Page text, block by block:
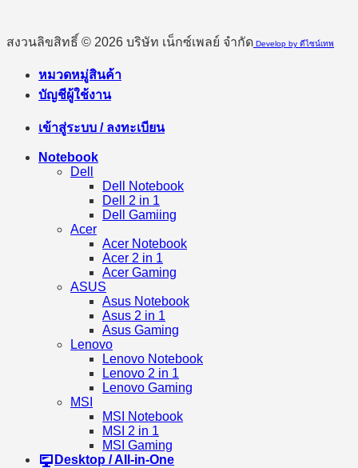
สงวนลิขสิทธิ์ © 2026 บริษัท เน็กซ์เพลย์ จำกัด Develop by ดีไซน์เทพ
หมวดหมู่สินค้า
บัญชีผู้ใช้งาน
เข้าสู่ระบบ / ลงทะเบียน
Notebook
Dell
Dell Notebook
Dell 2 in 1
Dell Gamiing
Acer
Acer Notebook
Acer 2 in 1
Acer Gaming
ASUS
Asus Notebook
Asus 2 in 1
Asus Gaming
Lenovo
Lenovo Notebook
Lenovo 2 in 1
Lenovo Gaming
MSI
MSI Notebook
MSI 2 in 1
MSI Gaming
Desktop / All-in-One